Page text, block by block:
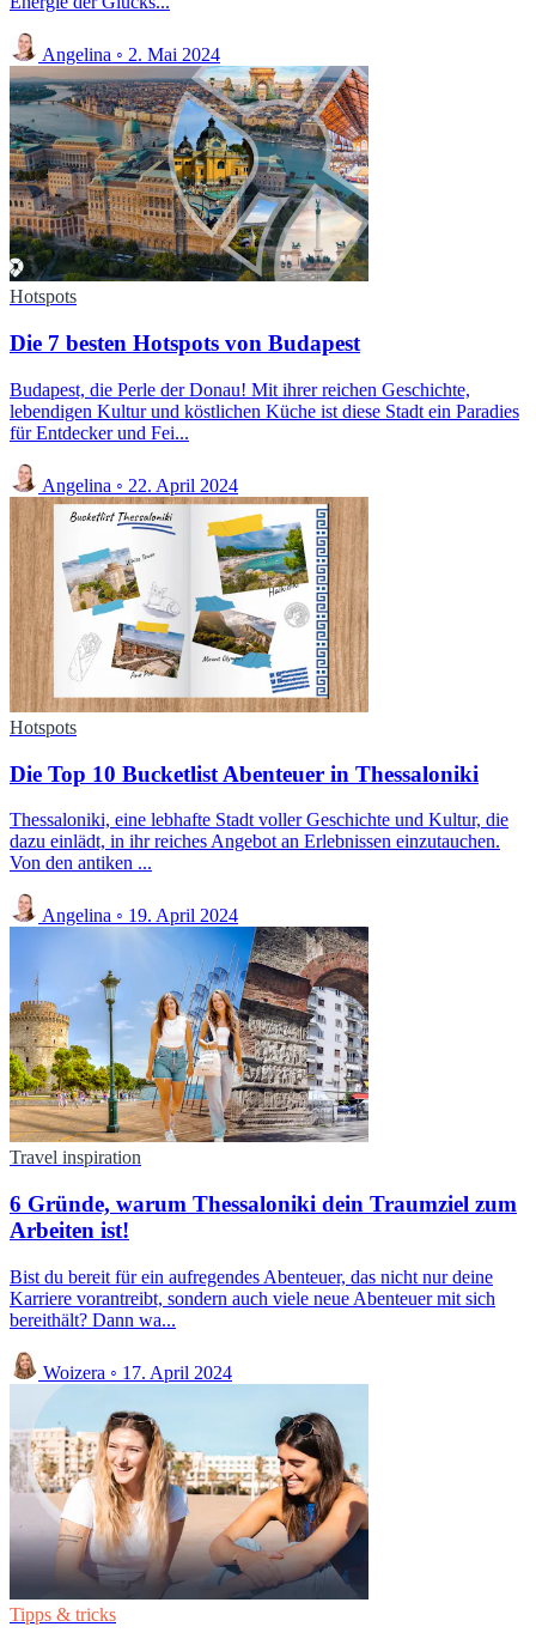
Angelina ◦ 2. Mai 2024
Hotspots
Die 7 besten Hotspots von Budapest
Budapest, die Perle der Donau! Mit ihrer reichen Geschichte,
lebendigen Kultur und köstlichen Küche ist diese Stadt ein Paradies
für Entdecker und Fei...
Angelina ◦ 22. April 2024
Hotspots
Die Top 10 Bucketlist Abenteuer in Thessaloniki
Thessaloniki, eine lebhafte Stadt voller Geschichte und Kultur, die
dazu einlädt, in ihr reiches Angebot an Erlebnissen einzutauchen.
Von den antiken ...
Angelina ◦ 19. April 2024
Travel inspiration
6 Gründe, warum Thessaloniki dein Traumziel zum
Arbeiten ist!
Bist du bereit für ein aufregendes Abenteuer, das nicht nur deine
Karriere vorantreibt, sondern auch viele neue Abenteuer mit sich
bereithält? Dann wa...
Woizera ◦ 17. April 2024
Tipps & tricks